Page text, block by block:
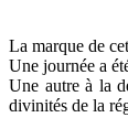
La marque de
Une journée a
Une autre à la
divinités de la